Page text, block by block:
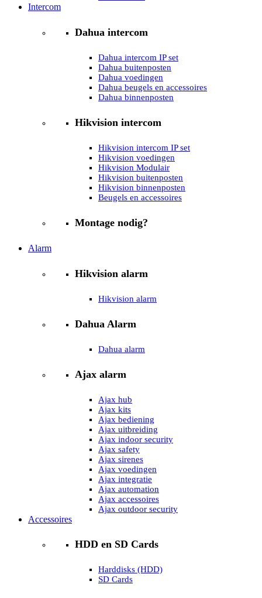
Intercom
Dahua intercom
Dahua intercom IP set
Dahua buitenposten
Dahua voedingen
Dahua beugels en accessoires
Dahua binnenposten
Hikvision intercom
Hikvision intercom IP set
Hikvision voedingen
Hikvision Modulair
Hikvision buitenposten
Hikvision binnenposten
Beugels en accessoires
Montage nodig?
Alarm
Hikvision alarm
Hikvision alarm
Dahua Alarm
Dahua alarm
Ajax alarm
Ajax hub
Ajax kits
Ajax bediening
Ajax uitbreiding
Ajax indoor security
Ajax safety
Ajax sirenes
Ajax voedingen
Ajax integratie
Ajax automation
Ajax accessoires
Ajax outdoor security
Accessoires
HDD en SD Cards
Harddisks (HDD)
SD Cards